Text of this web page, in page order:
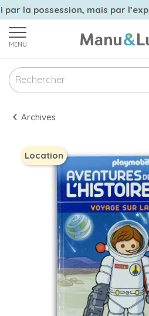
la possession, mais par
MENU
Archives
Location